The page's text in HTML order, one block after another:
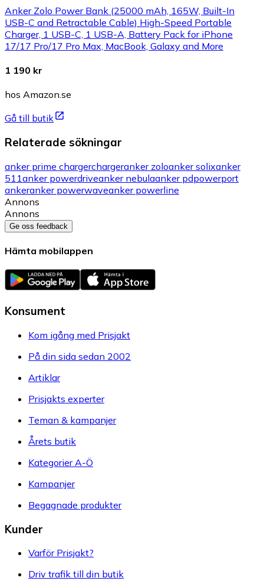
Anker Zolo Power Bank (25000 mAh, 165W, Built-In
USB-C and Retractable Cable) High-Speed Portable
Charger, 1 USB-C, 1 USB-A, Battery Pack for iPhone
17/17 Pro/17 Pro Max, MacBook, Galaxy and More
1 190 kr
hos Amazon.se
Gå till butik
Relaterade sökningar
anker prime chargerchargeranker zoloanker solixanker
511anker powerdriveanker nebulaanker pdpowerport
ankeranker powerwaveanker powerline
Annons
Annons
Ge oss feedback
Hämta mobilappen
Konsument
Kom igång med Prisjakt
På din sida sedan 2002
Artiklar
Prisjakts experter
Teman & kampanjer
Årets butik
Kategorier A-Ö
Kampanjer
Begagnade produkter
Kunder
Varför Prisjakt?
Driv trafik till din butik